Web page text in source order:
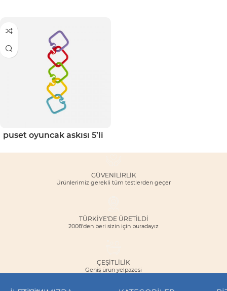
puset oyuncak askısı 5’li
GÜVENILIRLIK
Ürünlerimiz gerekli tüm testlerden geçer
TÜRKİYE'DE ÜRETİLDİ
2008'den beri sizin için buradayız
ÇEŞITLILIK
Geniş ürün yelpazesi